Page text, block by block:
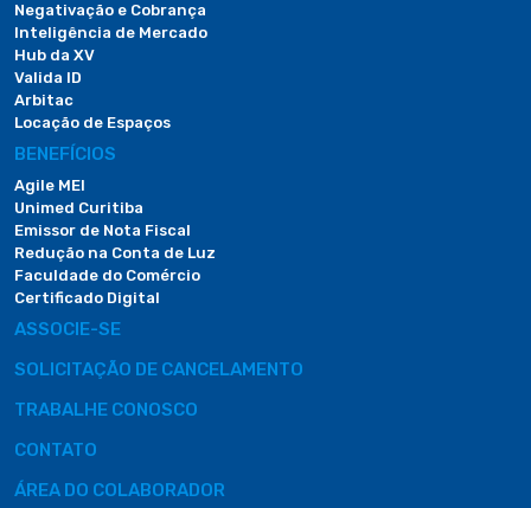
Negativação e Cobrança
Inteligência de Mercado
Hub da XV
Valida ID
Arbitac
Locação de Espaços
BENEFÍCIOS
Agile MEI
Unimed Curitiba
Emissor de Nota Fiscal
Redução na Conta de Luz
Faculdade do Comércio
Certificado Digital
ASSOCIE-SE
SOLICITAÇÃO DE CANCELAMENTO
TRABALHE CONOSCO
CONTATO
ÁREA DO COLABORADOR